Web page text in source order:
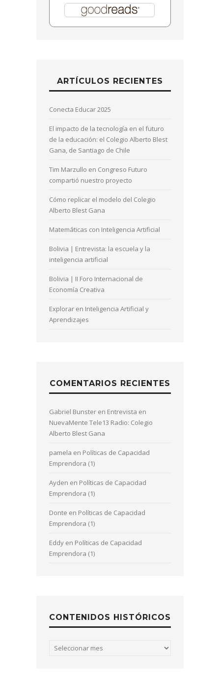
ARTÍCULOS RECIENTES
Conecta Educar 2025
El impacto de la tecnología en el futuro
de la educación: el Colegio Alberto Blest
Gana, de Santiago de Chile
Tim Marzullo en Congreso Futuro
compartió nuestro proyecto
Cómo replicar el modelo del Colegio
Alberto Blest Gana
Matemáticas con Inteligencia Artificial
Bolivia | Entrevista: la escuela y la
inteligencia artificial
Bolivia | II Foro Internacional de
Economía Creativa
Explorar en Inteligencia Artificial y
Aprendizajes
COMENTARIOS RECIENTES
Gabriel Bunster en Entrevista en
NuevaMente Tele13 Radio: Colegio
Alberto Blest Gana
pamela en Políticas de Capacidad
Emprendora (1)
Ayden en Políticas de Capacidad
Emprendora (1)
Donte en Políticas de Capacidad
Emprendora (1)
Eddy en Políticas de Capacidad
Emprendora (1)
CONTENIDOS HISTÓRICOS
Contenidos